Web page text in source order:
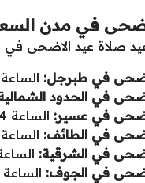
في مدن
صلاة عيد الاضحى في
في طبرجل: الساعة 5:40 صباحًا.
في الحدود
في عسير: الساعة 5:04 صباحًا.
في الطائف: الساعة 5:51 صباحًا.
في الشرقية: الساعة 5:01
في الجوف: الساعة 5:47 صباحًا.